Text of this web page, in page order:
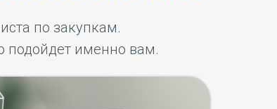
по закупкам.
подойдет именно вам.